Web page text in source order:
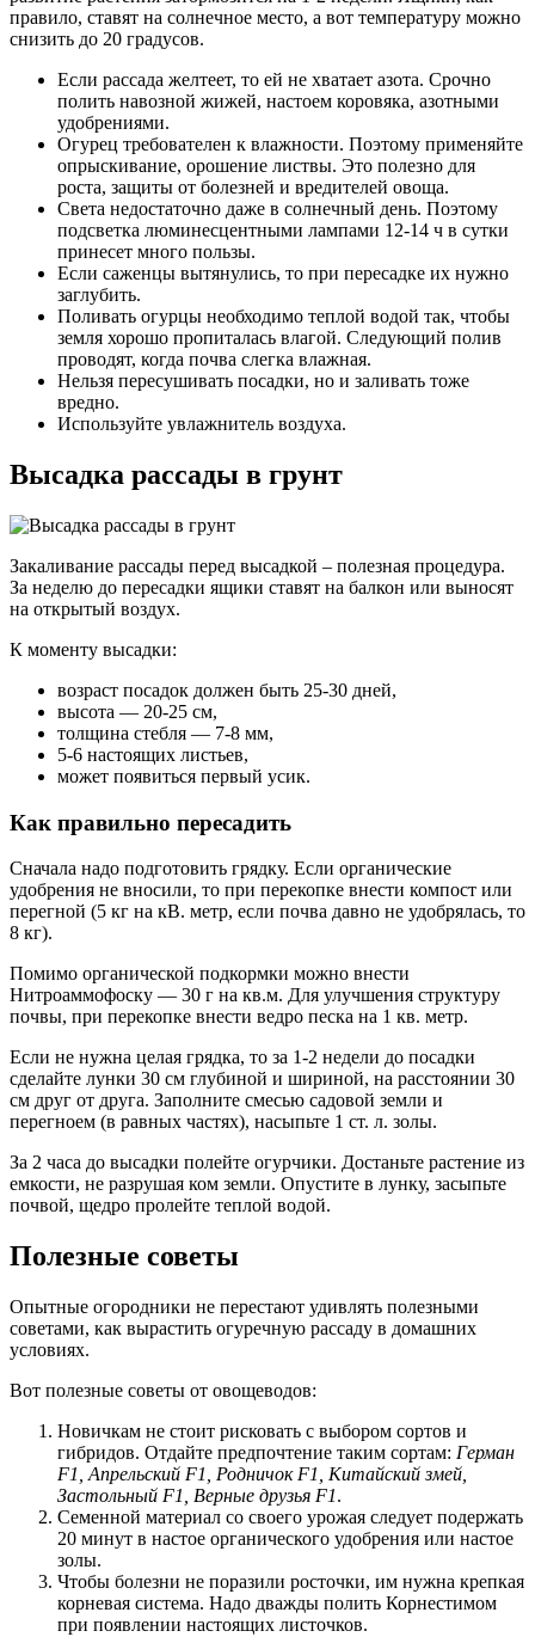
правило, ставят на солнечное место, а вот температуру можно
снизить до 20 градусов.
Если рассада желтеет, то ей не хватает азота. Срочно
полить навозной жижей, настоем коровяка, азотными
удобрениями.
Огурец требователен к влажности. Поэтому применяйте
опрыскивание, орошение листвы. Это полезно для
роста, защиты от болезней и вредителей овоща.
Света недостаточно даже в солнечный день. Поэтому
подсветка люминесцентными лампами 12-14 ч в сутки
принесет много пользы.
Если саженцы вытянулись, то при пересадке их нужно
заглубить.
Поливать огурцы необходимо теплой водой так, чтобы
земля хорошо пропиталась влагой. Следующий полив
проводят, когда почва слегка влажная.
Нельзя пересушивать посадки, но и заливать тоже
вредно.
Используйте увлажнитель воздуха.
Высадка рассады в грунт
Закаливание рассады перед высадкой – полезная процедура.
За неделю до пересадки ящики ставят на балкон или выносят
на открытый воздух.
К моменту высадки:
возраст посадок должен быть 25-30 дней,
высота — 20-25 см,
толщина стебля — 7-8 мм,
5-6 настоящих листьев,
может появиться первый усик.
Как правильно пересадить
Сначала надо подготовить грядку. Если органические
удобрения не вносили, то при перекопке внести компост или
перегной (5 кг на кВ. метр, если почва давно не удобрялась, то
8 кг).
Помимо органической подкормки можно внести
Нитроаммофоску — 30 г на кв.м. Для улучшения структуру
почвы, при перекопке внести ведро песка на 1 кв. метр.
Если не нужна целая грядка, то за 1-2 недели до посадки
сделайте лунки 30 см глубиной и шириной, на расстоянии 30
см друг от друга. Заполните смесью садовой земли и
перегноем (в равных частях), насыпьте 1 ст. л. золы.
За 2 часа до высадки полейте огурчики. Достаньте растение из
емкости, не разрушая ком земли. Опустите в лунку, засыпьте
почвой, щедро пролейте теплой водой.
Полезные советы
Опытные огородники не перестают удивлять полезными
советами, как вырастить огуречную рассаду в домашних
условиях.
Вот полезные советы от овощеводов:
Новичкам не стоит рисковать с выбором сортов и
гибридов. Отдайте предпочтение таким сортам: Герман
F1, Апрельский F1, Родничок F1, Китайский змей,
Застольный F1, Верные друзья F1.
Семенной материал со своего урожая следует подержать
20 минут в настое органического удобрения или настое
золы.
Чтобы болезни не поразили росточки, им нужна крепкая
корневая система. Надо дважды полить Корнестимом
при появлении настоящих листочков.